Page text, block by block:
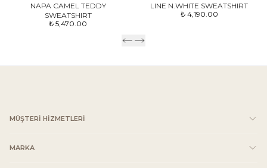
NAPA CAMEL TEDDY
SWEATSHIRT
₺ 5,470.00
LINE N.WHITE SWEATSHIRT
₺ 4,190.00
MÜŞTERİ HİZMETLERİ
MARKA